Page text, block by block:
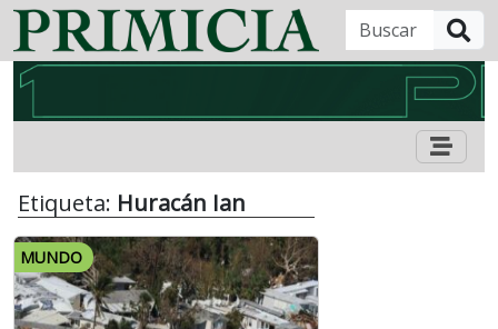
Etiqueta: Huracán Ian
MUNDO